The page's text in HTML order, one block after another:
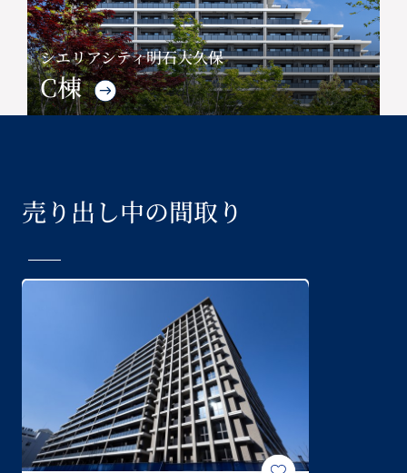
シエリアシティ明石大久保
C棟
売り出し中の間取り